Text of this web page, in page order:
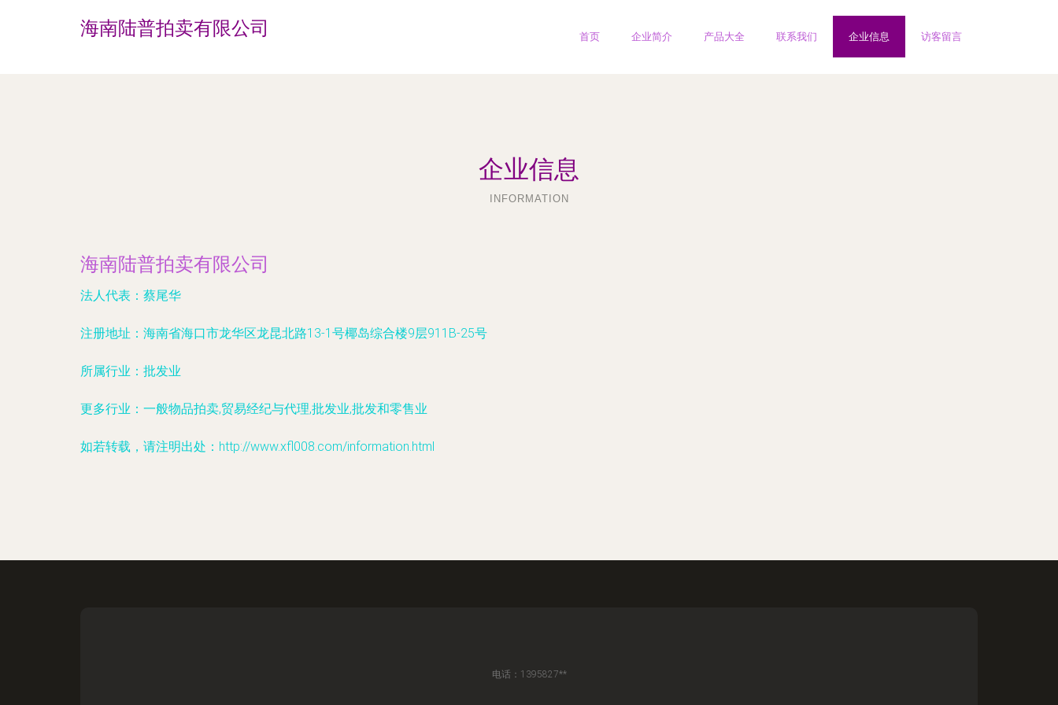
海南陆普拍卖有限公司 首页 企业简介 产品大全 联系我们 企业信息 访客留言
企业信息
INFORMATION
海南陆普拍卖有限公司
法人代表： 蔡尾华
注册地址： 海南省海口市龙华区龙昆北路13-1号椰岛综合楼9层911B-25号
所属行业： 批发业
更多行业： 一般物品拍卖,贸易经纪与代理,批发业,批发和零售业
如若转载，请注明出处：http://www.xfl008.com/information.html
电话：1395827**